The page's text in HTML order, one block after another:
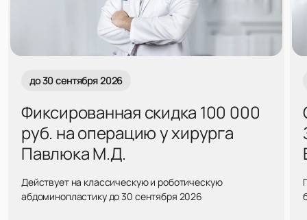
до 30 сентября 2026
Фиксированная скидка 100 000
руб. на операцию у хирурга
Павлюка М.Д.
Действует на классическую и роботическую
абдоминопластику до 30 сентября 2026